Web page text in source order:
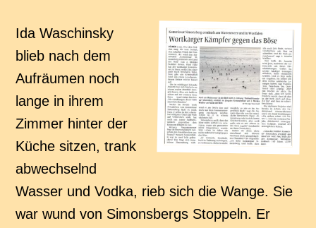
Ida Waschinsky
blieb nach dem
Aufräumen noch
lange in ihrem
Zimmer hinter der
Küche sitzen, trank
abwechselnd
Wasser und Vodka, rieb sich die Wange. Sie
war wund von Simonsbergs Stoppeln. Er